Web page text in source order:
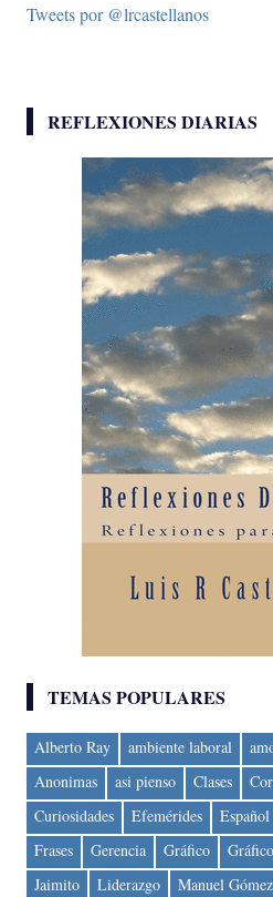
Tweets por @lrcastellanos
REFLEXIONES DIARIAS
TEMAS POPULARES
Alberto Ray ambiente laboral
Anonimas
asi pienso Clases
Curiosidades
Efemérides Español
Frases
Gerencia Gráfico
Jaimito
Liderazgo Manuel